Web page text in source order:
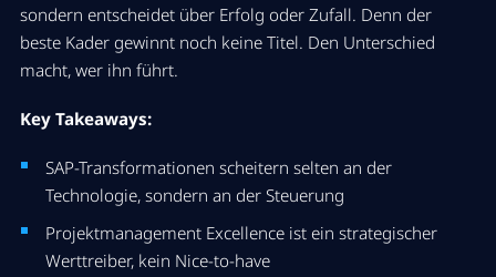
sondern entscheidet über Erfolg oder Zufall. Denn der
beste Kader gewinnt noch keine Titel. Den Unterschied
macht, wer ihn führt.
Key Takeaways:
SAP-Transformationen scheitern selten an der
Technologie, sondern an der Steuerung
Projektmanagement Excellence ist ein strategischer
Werttreiber, kein Nice-to-have